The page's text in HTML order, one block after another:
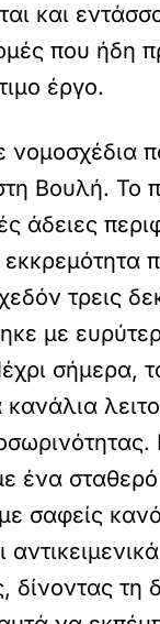
και
που ήδη
έργο.
Βουλή. Το
άδειες
τρεις
με
σήμερα,
κανάλια
ένα σταθερό
σαφείς
δίνοντας τη